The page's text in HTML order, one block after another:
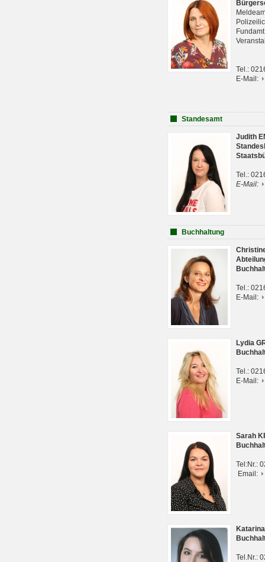
Tel.:
E-Mail:
Standesamt
Judith
Tel.:
E-Mail:
Buchhaltung
Tel.:
E-Mail:
Lydia
Tel.:
E-Mail:
Sarah
Tel:Nr.:
Email:
Tel.Nr.: